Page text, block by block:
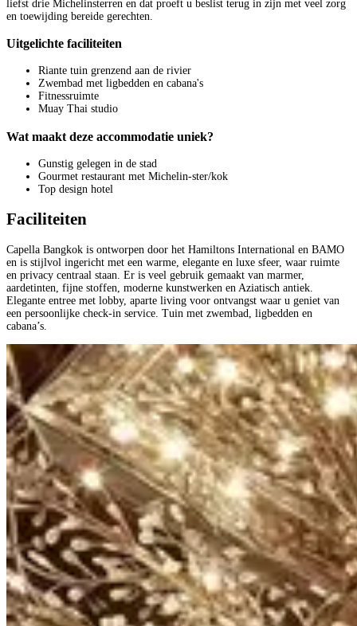
liefst drie Michelinsterren en dat proeft u beslist terug in zijn met veel zorg
en toewijding bereide gerechten.
Uitgelichte faciliteiten
Riante tuin grenzend aan de rivier
Zwembad met ligbedden en cabana's
Fitnessruimte
Muay Thai studio
Wat maakt deze accommodatie uniek?
Gunstig gelegen in de stad
Gourmet restaurant met Michelin-ster/kok
Top design hotel
Faciliteiten
Capella Bangkok is ontworpen door het Hamiltons International en BAMO
en is stijlvol ingericht met een warme, elegante en luxe sfeer, waar ruimte
en privacy centraal staan. Er is veel gebruik gemaakt van marmer,
aardetinten, fijne stoffen, moderne kunstwerken en Aziatisch antiek.
Elegante entree met lobby, aparte living voor ontvangst waar u geniet van
een persoonlijke check-in service. Tuin met zwembad, ligbedden en
cabana’s.